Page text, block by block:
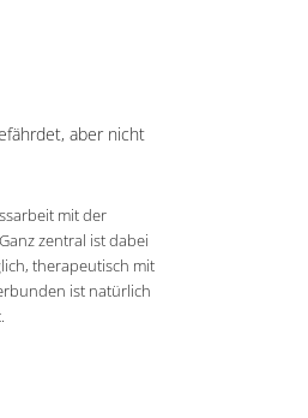
aber nicht
mit der
zentral ist dabei
therapeutisch mit
ist natürlich